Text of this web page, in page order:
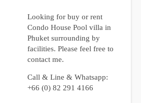
Looking for buy or rent
Condo House Pool villa in
Phuket surrounding by
facilities. Please feel free to
contact me.
Call & Line & Whatsapp:
+66 (0) 82 291 4166